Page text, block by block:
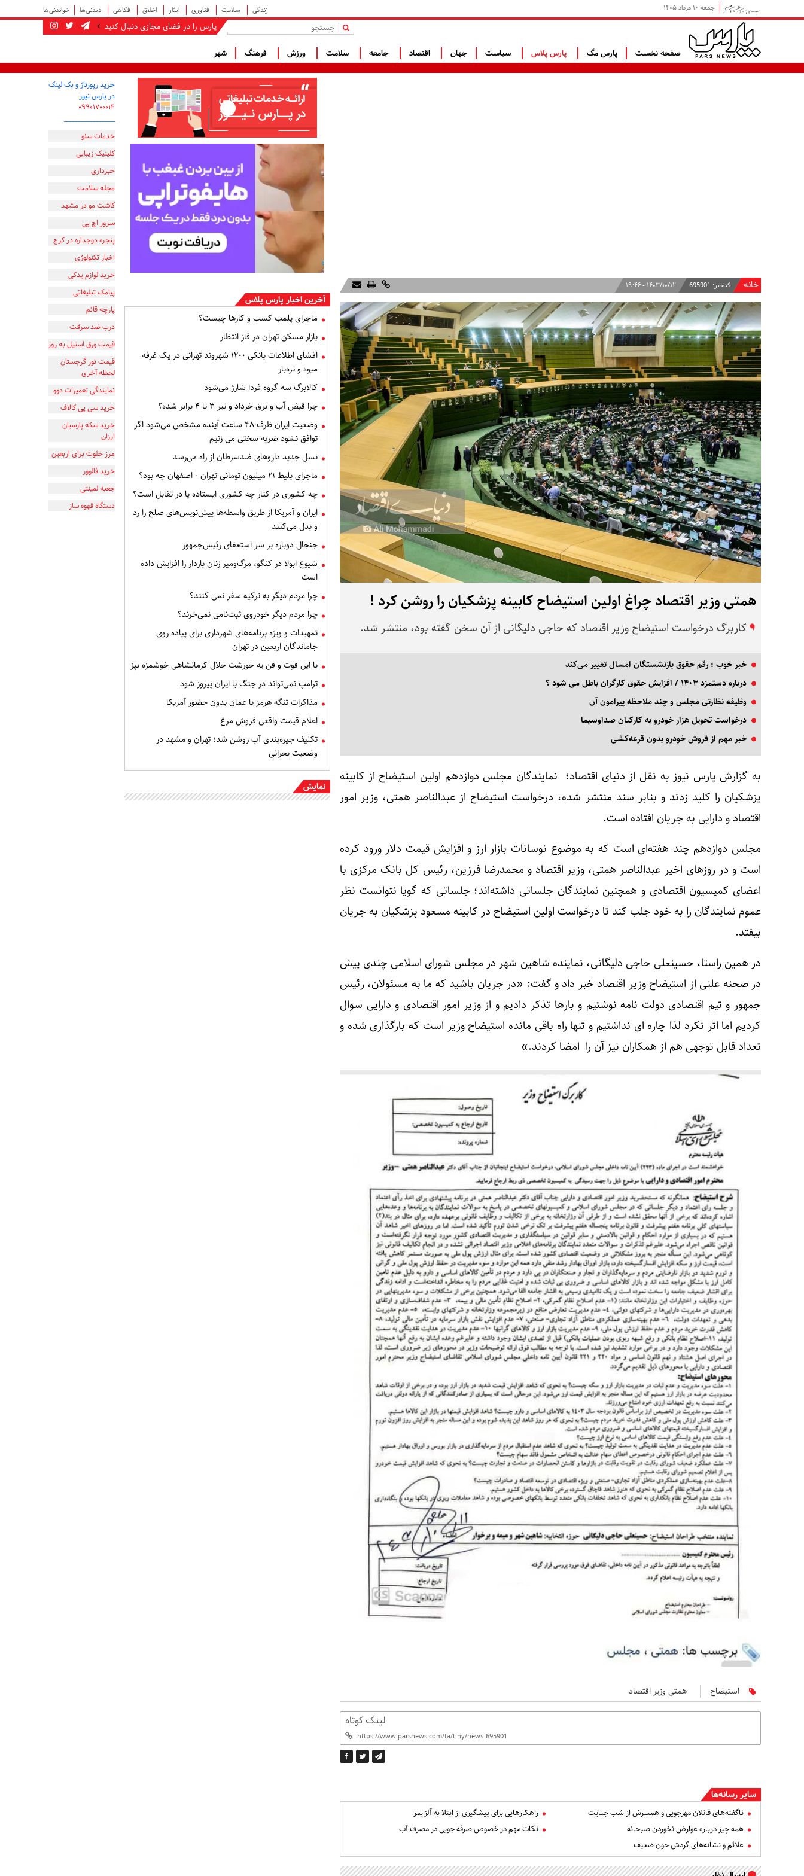
جمعه ۱۶ مرداد ۱۴۰۵ زندگی سلامت فناوری ایثار اخلاق فکاهی دیدنی‌ها خواندنی‌ها
پارس را در فضای مجازی دنبال کنید |
صفحه نخست پارس مگ پارس پلاس سیاست جهان اقتصاد جامعه سلامت ورزش فرهنگ شهر
خانه کدخبر: 695901 ۱۴۰۳/۱۰/۱۲ - ۱۹:۴۶
همتی وزیر اقتصاد چراغ اولین استیضاح کابینه پزشکیان را روشن کرد !
کاربرگ درخواست استیضاح وزیر اقتصاد که حاجی دلیگانی از آن سخن گفته بود، منتشر شد.
خبر خوب ؛ رقم حقوق بازنشستگان امسال تغییر می‌کند
درباره دستمزد ۱۴۰۳ / افزایش حقوق کارگران باطل می شود ؟
وظیفه نظارتی مجلس و چند ملاحظه پیرامون آن
درخواست تحویل هزار خودرو به کارکنان صداوسیما
خبر مهم از فروش خودرو بدون قرعه‌کشی
به گزارش پارس نیوز به نقل از دنیای اقتصاد؛ نمایندگان مجلس دوازدهم اولین استیضاح از کابینه
پزشکیان را کلید زدند و بنابر سند منتشر شده، درخواست استیضاح از عبدالناصر همتی، وزیر امور
اقتصاد و دارایی به جریان افتاده است.
مجلس دوازدهم چند هفته‌ای است که به موضوع نوسانات بازار ارز و افزایش قیمت دلار ورود کرده
است و در روزهای اخیر عبدالناصر همتی، وزیر اقتصاد و محمدرضا فرزین، رئیس کل بانک مرکزی با
اعضای کمیسیون اقتصادی و همچنین نمایندگان جلساتی داشته‌اند؛ جلساتی که گویا نتوانست نظر
عموم نمایندگان را به خود جلب کند تا درخواست اولین استیضاح در کابینه مسعود پزشکیان به جریان
بیفتد.
در همین راستا، حسینعلی حاجی دلیگانی، نماینده شاهین شهر در مجلس شورای اسلامی چندی پیش
در صحنه علنی از استیضاح وزیر اقتصاد خبر داد و گفت: «در جریان باشید که ما به مسئولان، رئیس
جمهور و تیم اقتصادی دولت نامه نوشتیم و بارها تذکر دادیم و از وزیر امور اقتصادی و دارایی سوال
کردیم اما اثر نکرد لذا چاره ای نداشتیم و تنها راه باقی مانده استیضاح وزیر است که بارگذاری شده و
تعداد قابل توجهی هم از همکاران نیز آن را امضا کردند.»
استیضاح همتی وزیر اقتصاد
لینک کوتاه
سایر رسانه‌ها
ناگفته‌های قاتلان مهرجویی و همسرش از شب جنایت
راهکارهایی برای پیشگیری از ابتلا به آلزایمر
همه چیز درباره عوارض نخوردن صبحانه
نکات مهم در خصوص صرفه جویی در مصرف آب
علائم و نشانه‌های گردش خون ضعیف
آخرین اخبار پارس پلاس
ماجرای پلمب کسب و کارها چیست؟
بازار مسکن تهران در فاز انتظار
افشای اطلاعات بانکی ۱۲۰۰ شهروند تهرانی در یک غرفه
میوه و تره‌بار
کالابرگ سه گروه فردا شارژ می‌شود
چرا قبض آب و برق خرداد و تیر ۳ تا ۴ برابر شده؟
وضعیت ایران ظرف ۴۸ ساعت آینده مشخص می‌شود اگر
توافق نشود ضربه سختی می زنیم
نسل جدید داروهای ضدسرطان از راه می‌رسد
ماجرای بلیط ۲۱ میلیون تومانی تهران - اصفهان چه بود؟
چه کشوری در کنار چه کشوری ایستاده یا در تقابل است؟
ایران و آمریکا از طریق واسطه‌ها پیش‌نویس‌های صلح را رد
و بدل می‌کنند
جنجال دوباره بر سر استعفای رئیس‌جمهور
شیوع ابولا در کنگو، مرگ‌ومیر زنان باردار را افزایش داده
است
چرا مردم دیگر به ترکیه سفر نمی کنند؟
چرا مردم دیگر خودروی ثبت‌نامی نمی‌خرند؟
تمهیدات و ویژه برنامه‌های شهرداری برای پیاده روی
جاماندگان اربعین در تهران
با این فوت و فن یه خورشت خلال کرمانشاهی خوشمزه بپز
ترامپ نمی‌تواند در جنگ با ایران پیروز شود
مذاکرات تنگه هرمز با عمان بدون حضور آمریکا
اعلام قیمت واقعی فروش مرغ
تکلیف جیره‌بندی آب روشن شد؛ تهران و مشهد در
وضعیت بحرانی
نمایش
خرید رپورتاژ و بک لینک
در پارس نیوز
۰۹۹۰۱۷۰۰۰۱۴
_________________
خدمات سئو
کلینیک زیبایی
خبرداری
مجله سلامت
کاشت مو در مشهد
سرور اچ پی
پنجره دوجداره در کرج
اخبار تکنولوژی
خرید لوازم یدکی
پیامک تبلیغاتی
پارچه قائم
درب ضد سرقت
قیمت ورق استیل به روز
قیمت تور گرجستان
لحظه آخری
نمایندگی تعمیرات دوو
خرید سی پی کالاف
خرید سکه پارسیان
ارزان
مرز خلوت برای اربعین
خرید فالوور
جعبه لمینتی
دستگاه قهوه ساز